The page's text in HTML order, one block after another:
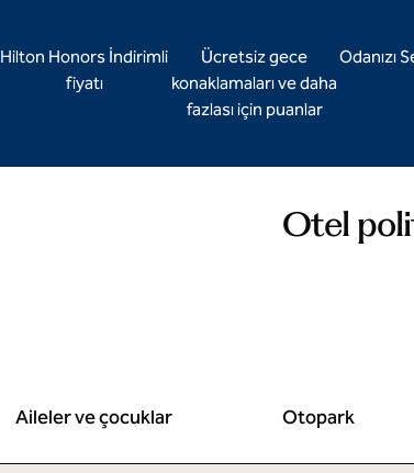
Hilton Honors İndirimli
fiyatı
Ücretsiz gece
konaklamaları ve daha
fazlası için puanlar
Odanızı
Otel
Aileler ve çocuklar Otopark